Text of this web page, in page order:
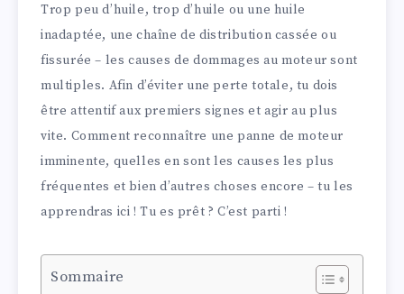
Trop peu d’huile, trop d’huile ou une huile
inadaptée, une chaîne de distribution cassée ou
fissurée – les causes de dommages au moteur sont
multiples. Afin d’éviter une perte totale, tu dois
être attentif aux premiers signes et agir au plus
vite. Comment reconnaître une panne de moteur
imminente, quelles en sont les causes les plus
fréquentes et bien d’autres choses encore – tu les
apprendras ici ! Tu es prêt ? C’est parti !
Sommaire